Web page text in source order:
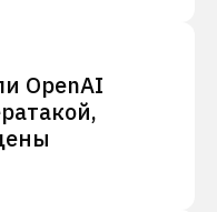
OpenAI